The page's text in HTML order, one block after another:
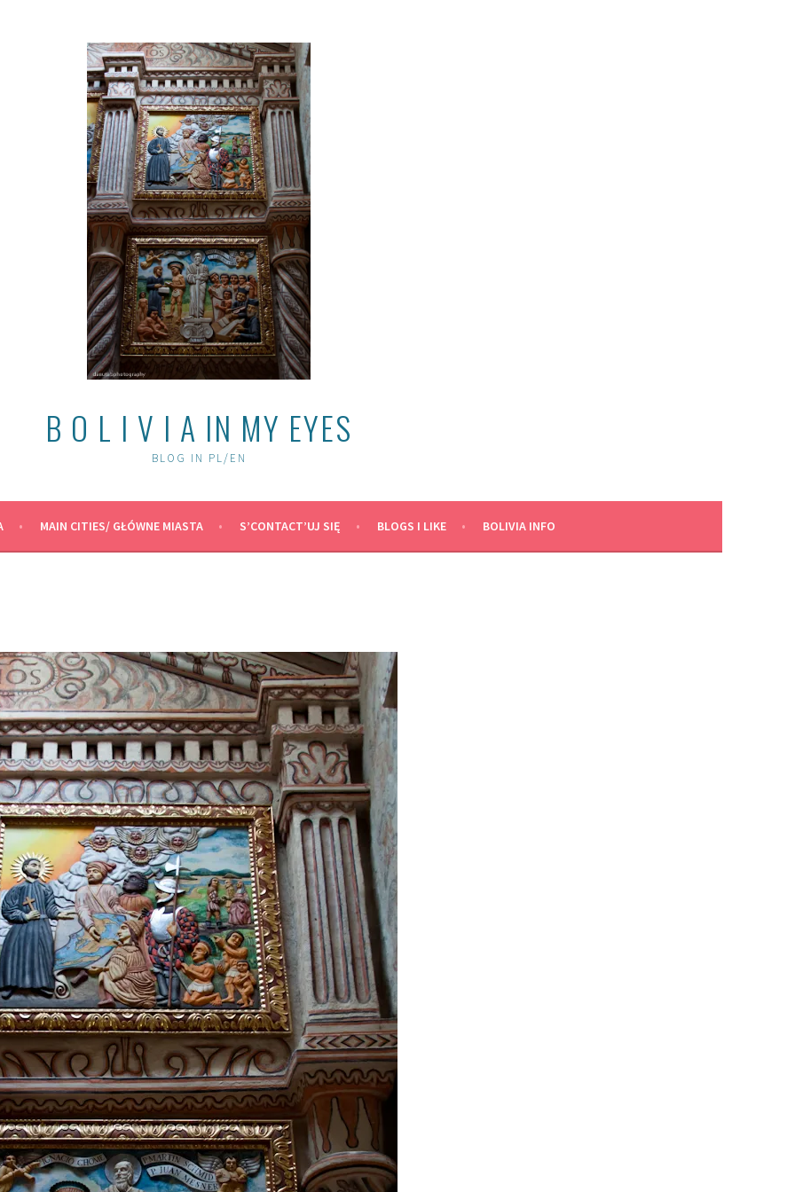
B O L I V I A IN MY EYES
BLOG IN PL/EN
MAIN CITIES/ GŁÓWNE MIASTA S’CONTACT’UJ SIĘ BLOGS I LIKE BOLIVIA INFO